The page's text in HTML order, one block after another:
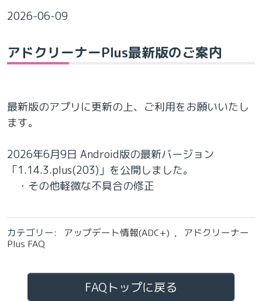
2026-06-09
アドクリーナーPlus最新版のご案内
最新版のアプリに更新の上、ご利用をお願いいたし
ます。
2026年6月9日 Android版の最新バージョン
「1.14.3.plus(203)」を公開しました。
・その他軽微な不具合の修正
カテゴリー: アップデート情報(ADC+) ,
アドクリーナー
Plus FAQ
FAQトップに戻る